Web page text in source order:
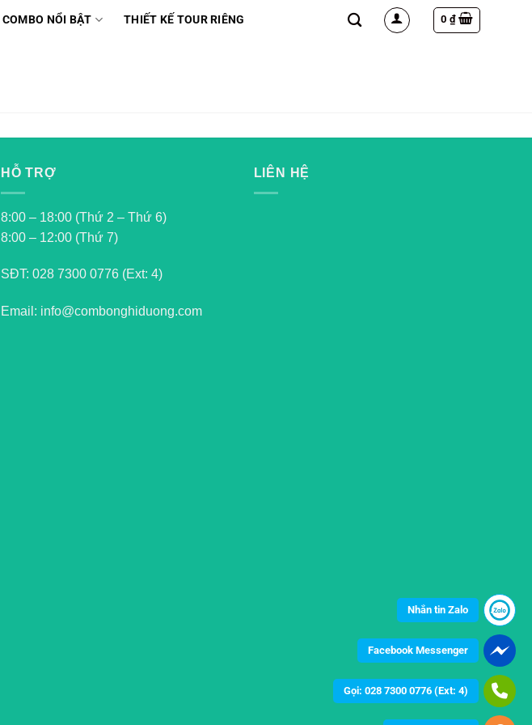
COMBO NỔI BẬT THIẾT KẾ TOUR RIÊNG 0 ₫
HỖ TRỢ
8:00 – 18:00 (Thứ 2 – Thứ 6)
8:00 – 12:00 (Thứ 7)
SĐT: 028 7300 0776 (Ext: 4)
Email: info@combonghiduong.com
LIÊN HỆ
Nhắn tin Zalo
Facebook Messenger
Gọi: 028 7300 0776 (Ext: 4)